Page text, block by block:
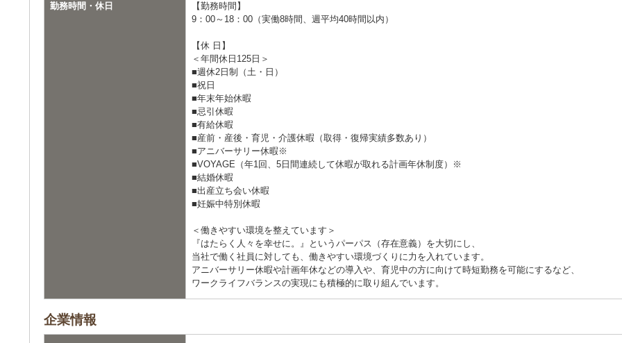
勤務時間・休日
【勤務時間】
9：00～18：00（実働8時間、週平均40時間以内）
【休 ⽇】
＜年間休⽇125⽇＞
■週休2⽇制（⼟・⽇）
■祝⽇
■年末年始休暇
■忌引休暇
■有給休暇
■産前・産後・育児・介護休暇（取得・復帰実績多数あり）
■アニバーサリー休暇※
■VOYAGE（年1回、5⽇間連続して休暇が取れる計画年休制度）※
■結婚休暇
■出産⽴ち会い休暇
■妊娠中特別休暇
＜働きやすい環境を整えています＞
『はたらく人々を幸せに。』というパーパス（存在意義）を大切にし、
当社で働く社員に対しても、働きやすい環境づくりに⼒を⼊れています。
アニバーサリー休暇や計画年休などの導⼊や、育児中の⽅に向けて時短勤務を可能にするなど、
ワークライフバランスの実現にも積極的に取り組んでいます。
企業情報